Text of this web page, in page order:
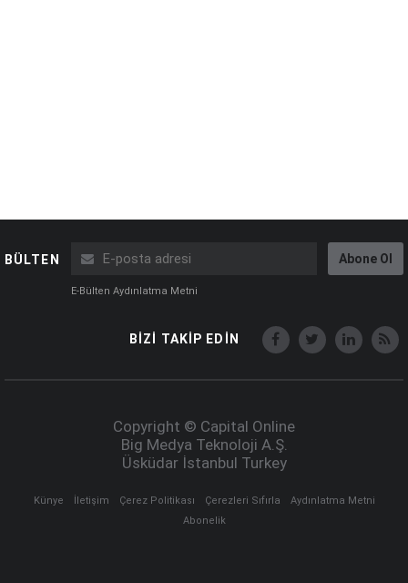
BÜLTEN Abone Ol
E-Bülten Aydınlatma Metni
BİZİ TAKİP EDİN
Copyright © Capital Online
Big Medya Teknoloji A.Ş.
Üsküdar İstanbul Turkey
Künye İletişim Çerez Politikası Çerezleri Sıfırla
Aydınlatma Metni
Abonelik